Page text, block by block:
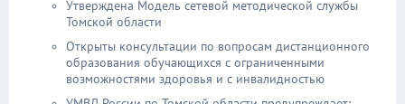
Утверждена Модель сетевой методической службы
Томской области
Открыты консультации по вопросам дистанционного
образования обучающихся с ограниченными
возможностями здоровья и с инвалидностью